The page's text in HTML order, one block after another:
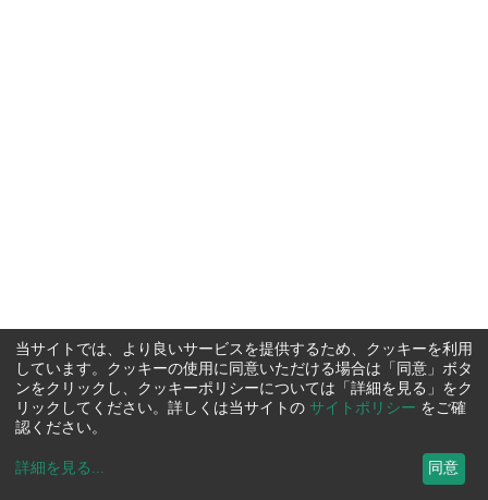
当サイトでは、より良いサービスを提供するため、クッキーを利用
しています。クッキーの使用に同意いただける場合は「同意」ボタ
ンをクリックし、クッキーポリシーについては「詳細を見る」をク
リックしてください。詳しくは当サイトの サイトポリシー をご確
認ください。
詳細を見る ... 同意